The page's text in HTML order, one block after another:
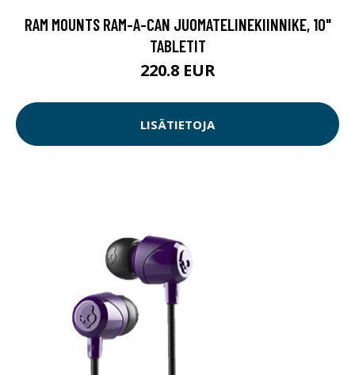
RAM MOUNTS RAM-A-CAN JUOMATELINEKIINNIKE, 10"
TABLETIT
220.8 EUR
LISÄTIETOJA